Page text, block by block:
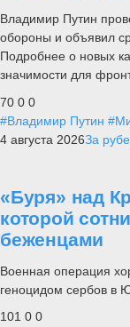
Владимир Путин
обороны и объявил
Подробнее о новых
значимости для
70 0 0
#Владимир Путин
4 августа 2026За
«Буря» над
которой
беженцами
Военная операция
геноцидом сербов в
101 0 0